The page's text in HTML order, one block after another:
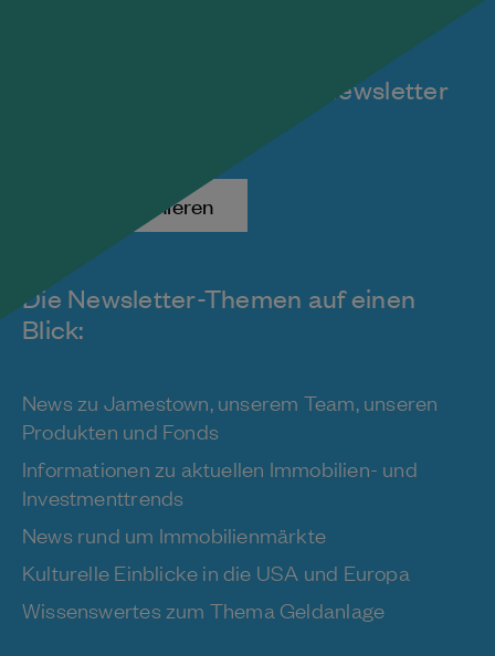
Die Newsletter-Themen auf einen
Blick:
News zu Jamestown, unserem Team, unseren
Produkten und Fonds
Informationen zu aktuellen Immobilien- und
Investmenttrends
News rund um Immobilienmärkte
Kulturelle Einblicke in die USA und Europa
Wissenswertes zum Thema Geldanlage
kostenlosen monatlichen Newsletter
Jetzt abonnieren